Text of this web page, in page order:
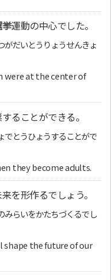
運動の中心でした。
がだいとうりょうせんきょ
were at the center of
ることができる。
でとうひょうすることがで
they become adults.
を形作るでしょう。
みらいをかたちづくるでし
the future of our